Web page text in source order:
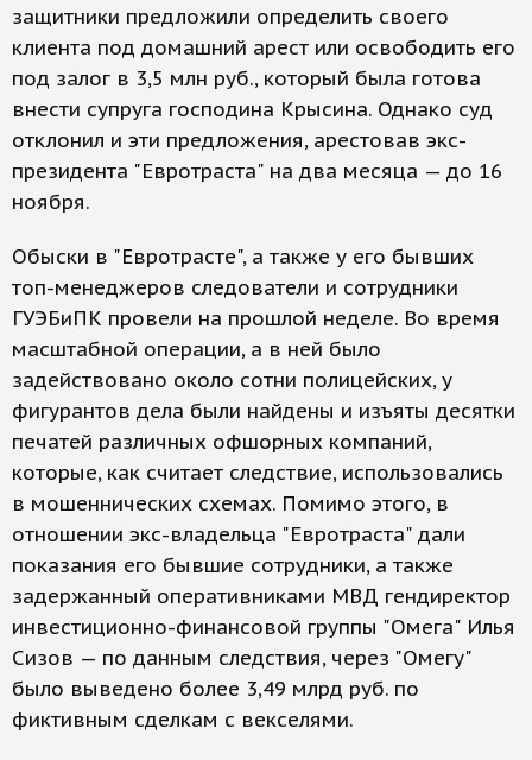
защитники предложили определить своего
клиента под домашний арест или освободить его
под залог в 3,5 млн руб., который была готова
внести супруга господина Крысина. Однако суд
отклонил и эти предложения, арестовав экс-
президента "Евротраста" на два месяца — до 16
ноября.
Обыски в "Евротрасте", а также у его бывших
топ-менеджеров следователи и сотрудники
ГУЭБиПК провели на прошлой неделе. Во время
масштабной операции, а в ней было
задействовано около сотни полицейских, у
фигурантов дела были найдены и изъяты десятки
печатей различных офшорных компаний,
которые, как считает следствие, использовались
в мошеннических схемах. Помимо этого, в
отношении экс-владельца "Евротраста" дали
показания его бывшие сотрудники, а также
задержанный оперативниками МВД гендиректор
инвестиционно-финансовой группы "Омега" Илья
Сизов — по данным следствия, через "Омегу"
было выведено более 3,49 млрд руб. по
фиктивным сделкам с векселями.